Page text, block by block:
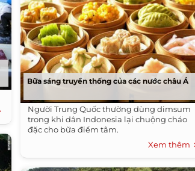
Bữa sáng truyền thống của các nước châu Á
Người Trung Quốc thường dùng dimsum
trong khi dân Indonesia lại chuộng cháo
đặc cho bữa điểm tâm.
Xem thêm